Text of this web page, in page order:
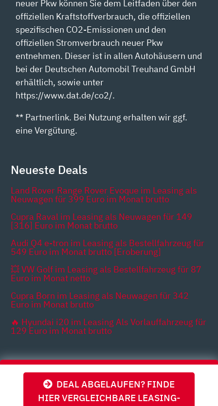
DEAL ABGELAUFEN? FINDE
HIER VERGLEICHBARE LEASING-
neuer Pkw können Sie dem Leitfaden über den
offiziellen Kraftstoffverbrauch, die offiziellen
spezifischen CO2-Emissionen und den
offiziellen Stromverbrauch neuer Pkw
entnehmen. Dieser ist in allen Autohäusern und
bei der Deutschen Automobil Treuhand GmbH
erhältlich, sowie unter
https://www.dat.de/co2/.
** Partnerlink. Bei Nutzung erhalten wir ggf.
eine Vergütung.
Neueste Deals
Land Rover Range Rover Evoque im Leasing als
Neuwagen für 399 Euro im Monat brutto
Cupra Raval im Leasing als Neuwagen für 149
[316] Euro im Monat brutto
Audi Q4 e-tron im Leasing als Bestellfahrzeug für
549 Euro im Monat brutto [Eroberung]
💥 VW Golf im Leasing als Bestellfahrzeug für 87
Euro im Monat netto
Cupra Born im Leasing als Neuwagen für 342
Euro im Monat brutto
🔥 Hyundai i20 im Leasing Als Vorlauffahrzeug für
129 Euro im Monat brutto